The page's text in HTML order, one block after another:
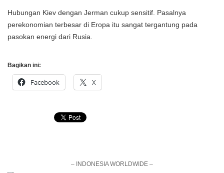
Hubungan Kiev dengan Jerman cukup sensitif. Pasalnya
perekonomian terbesar di Eropa itu sangat tergantung pada
pasokan energi dari Rusia.
Bagikan ini:
Facebook X
– INDONESIA WORLDWIDE –